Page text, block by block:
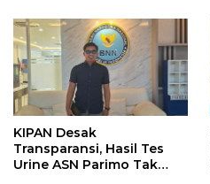
KIPAN Desak
Transparansi, Hasil Tes
Urine ASN Parimo Tak